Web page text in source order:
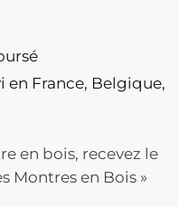
en France, Belgique,
en bois, recevez le
Montres en Bois »